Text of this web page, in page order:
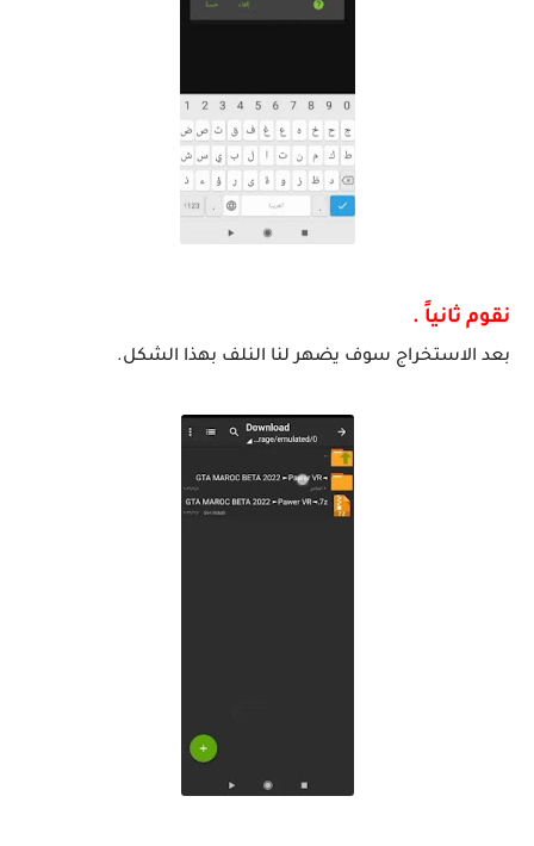
نقوم ثانياً .
بعد الاستخراج سوف يضهر لنا النلف بهذا الشكل.